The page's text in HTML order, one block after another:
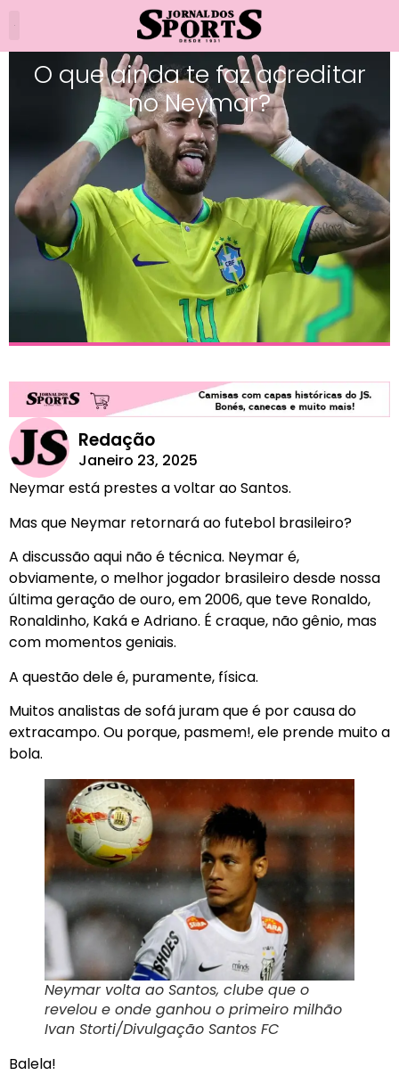
O que ainda te faz acreditar
no Neymar?
Redação
Janeiro 23, 2025
Neymar está prestes a voltar ao Santos.
Mas que Neymar retornará ao futebol brasileiro?
A discussão aqui não é técnica. Neymar é,
obviamente, o melhor jogador brasileiro desde nossa
última geração de ouro, em 2006, que teve Ronaldo,
Ronaldinho, Kaká e Adriano. É craque, não gênio, mas
com momentos geniais.
A questão dele é, puramente, física.
Muitos analistas de sofá juram que é por causa do
extracampo. Ou porque, pasmem!, ele prende muito a
bola.
Neymar volta ao Santos, clube que o
revelou e onde ganhou o primeiro milhão
Ivan Storti/Divulgação Santos FC
Balela!